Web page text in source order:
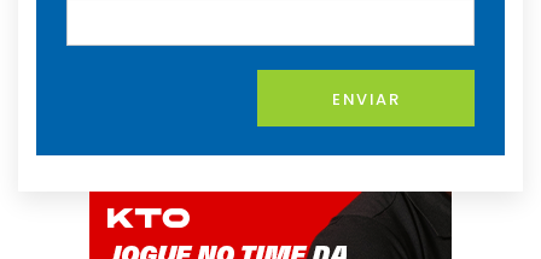
ENVIAR